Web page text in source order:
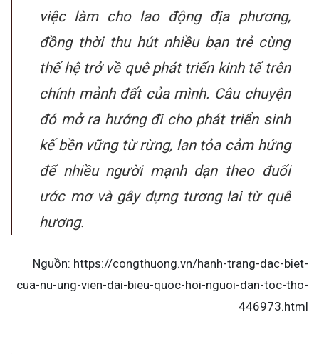
việc làm cho lao động địa phương,
đồng thời thu hút nhiều bạn trẻ cùng
thế hệ trở về quê phát triển kinh tế trên
chính mảnh đất của mình. Câu chuyện
đó mở ra hướng đi cho phát triển sinh
kế bền vững từ rừng, lan tỏa cảm hứng
để nhiều người mạnh dạn theo đuổi
ước mơ và gây dựng tương lai từ quê
hương.
Nguồn: https://congthuong.vn/hanh-trang-dac-biet-
cua-nu-ung-vien-dai-bieu-quoc-hoi-nguoi-dan-toc-tho-
446973.html